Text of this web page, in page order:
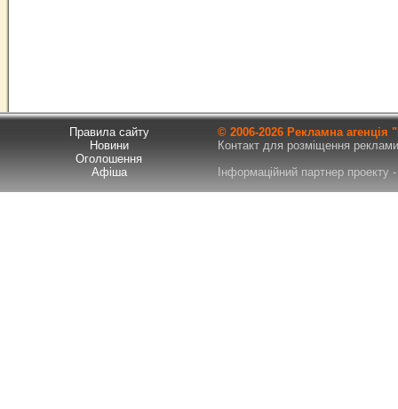
Правила сайту
Новини
Оголошення
Афіша
© 2006-2026 Рекламна
Контакт для розміщення
Інформаційний партнер проекту